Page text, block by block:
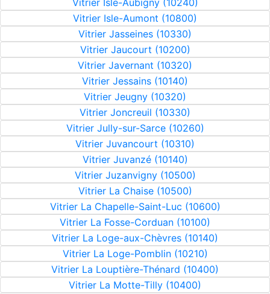
Vitrier Isle-Aubigny (10240)
Vitrier Isle-Aumont (10800)
Vitrier Jasseines (10330)
Vitrier Jaucourt (10200)
Vitrier Javernant (10320)
Vitrier Jessains (10140)
Vitrier Jeugny (10320)
Vitrier Joncreuil (10330)
Vitrier Jully-sur-Sarce (10260)
Vitrier Juvancourt (10310)
Vitrier Juvanzé (10140)
Vitrier Juzanvigny (10500)
Vitrier La Chaise (10500)
Vitrier La Chapelle-Saint-Luc (10600)
Vitrier La Fosse-Corduan (10100)
Vitrier La Loge-aux-Chèvres (10140)
Vitrier La Loge-Pomblin (10210)
Vitrier La Louptière-Thénard (10400)
Vitrier La Motte-Tilly (10400)